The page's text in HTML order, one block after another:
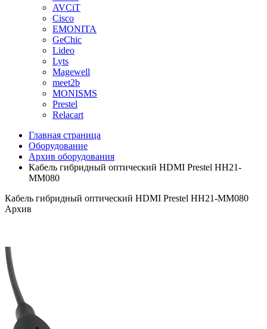
AVCiT
Cisco
EMONITA
GeChic
Lideo
Lyts
Magewell
meet2b
MONISMS
Prestel
Relacart
Главная страница
Оборудование
Архив оборудования
Кабель гибридный оптический HDMI Prestel HH21-
MM080
Кабель гибридный оптический HDMI Prestel HH21-MM080
Архив